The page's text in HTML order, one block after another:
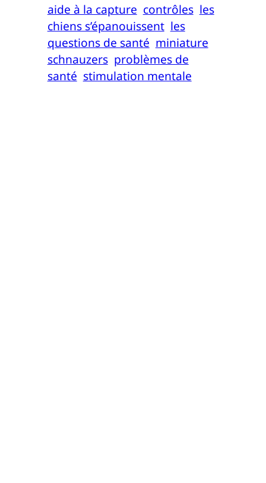
aide à la capture contrôles les
chiens s’épanouissent les
questions de santé miniature
schnauzers problèmes de
santé stimulation mentale